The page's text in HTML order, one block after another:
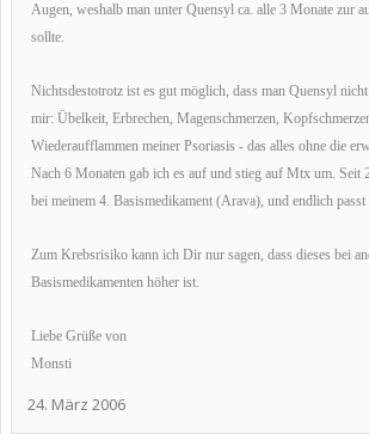
Augen, weshalb man unter Quensyl ca. alle 3 Monate zur
sollte.
Nichtsdestotrotz ist es gut möglich, dass man Quensyl
mir: Übelkeit, Erbrechen, Magenschmerzen,
Wiederaufflammen meiner Psoriasis - das alles ohne die
Nach 6 Monaten gab ich es auf und stieg auf Mtx um. Seit
bei meinem 4. Basismedikament (Arava), und endlich passt
Zum Krebsrisiko kann ich Dir nur sagen, dass dieses bei
Basismedikamenten höher ist.
Liebe Grüße von
Monsti
24. März 2006